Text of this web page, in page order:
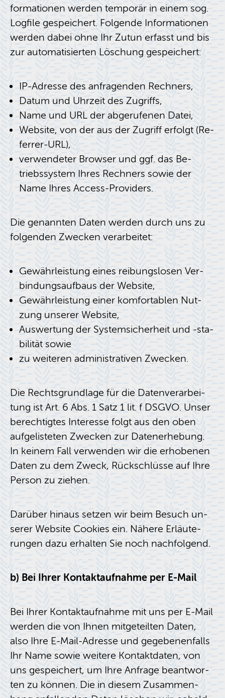
for­ma­tio­nen wer­den tem­po­rär in einem sog.
Log­fi­le ge­spei­chert. Fol­gen­de In­for­ma­tio­nen
wer­den dabei ohne Ihr Zutun er­fasst und bis
zur au­to­ma­ti­sier­ten Lö­schung ge­spei­chert:
IP-Adres­se des an­fra­gen­den Rech­ners,
Datum und Uhr­zeit des Zu­griffs,
Name und URL der ab­ge­ru­fe­nen Datei,
Web­site, von der aus der Zu­griff er­folgt (Re­
fer­rer-URL),
ver­wen­de­ter Brow­ser und ggf. das Be­
triebs­sys­tem Ihres Rech­ners sowie der
Name Ihres Ac­cess-Pro­vi­ders.
Die ge­nann­ten Daten wer­den durch uns zu
fol­gen­den Zwe­cken ver­ar­bei­tet:
Ge­währ­leis­tung eines rei­bungs­lo­sen Ver­
bin­dungs­auf­baus der Web­site,
Ge­währ­leis­tung einer kom­for­ta­blen Nut­
zung un­se­rer Web­site,
Aus­wer­tung der Sys­tem­si­cher­heit und -sta­
bi­li­tät sowie
zu wei­te­ren ad­mi­nis­tra­ti­ven Zwe­cken.
Die Rechts­grund­la­ge für die Da­ten­ver­ar­bei­
tung ist Art. 6 Abs. 1 Satz 1 lit. f DSGVO. Unser
be­rech­tig­tes In­ter­es­se folgt aus den oben
auf­ge­lis­te­ten Zwe­cken zur Da­ten­er­he­bung.
In kei­nem Fall ver­wen­den wir die er­ho­be­nen
Daten zu dem Zweck, Rück­schlüs­se auf Ihre
Per­son zu zie­hen.
Dar­über hin­aus set­zen wir beim Be­such un­
se­rer Web­site Coo­kies ein. Nä­he­re Er­läu­te­
run­gen dazu er­hal­ten Sie noch nach­fol­gend.
b) Bei Ihrer Kon­takt­auf­nah­me per E-Mail
Bei Ihrer Kon­takt­auf­nah­me mit uns per E-Mail
wer­den die von Ihnen mit­ge­teil­ten Daten,
also Ihre E-Mail-Adres­se und ge­ge­be­nen­falls
Ihr Name sowie wei­te­re Kon­takt­da­ten, von
uns ge­spei­chert, um Ihre An­fra­ge be­ant­wor­
ten zu kön­nen. Die in die­sem Zu­sam­men­